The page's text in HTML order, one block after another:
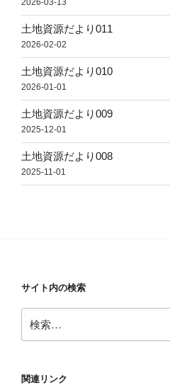
2026-03-13
土地資源だより011
2026-02-02
土地資源だより010
2026-01-01
土地資源だより009
2025-12-01
土地資源だより008
2025-11-01
サイト内の検索
索:
関連リンク